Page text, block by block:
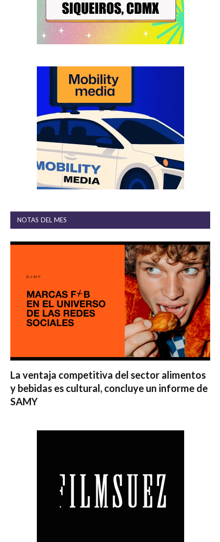
NOTAS DEL MES
La ventaja competitiva del sector alimentos
y bebidas es cultural, concluye un informe de
SAMY